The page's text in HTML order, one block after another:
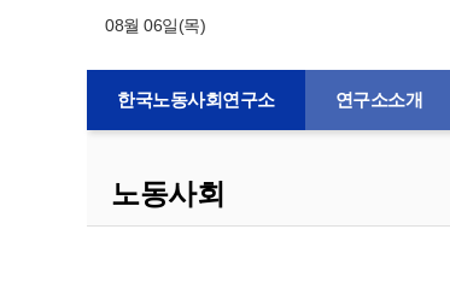
08월 06일(목)
한국노동사회연구소 연구소소개
노동사회